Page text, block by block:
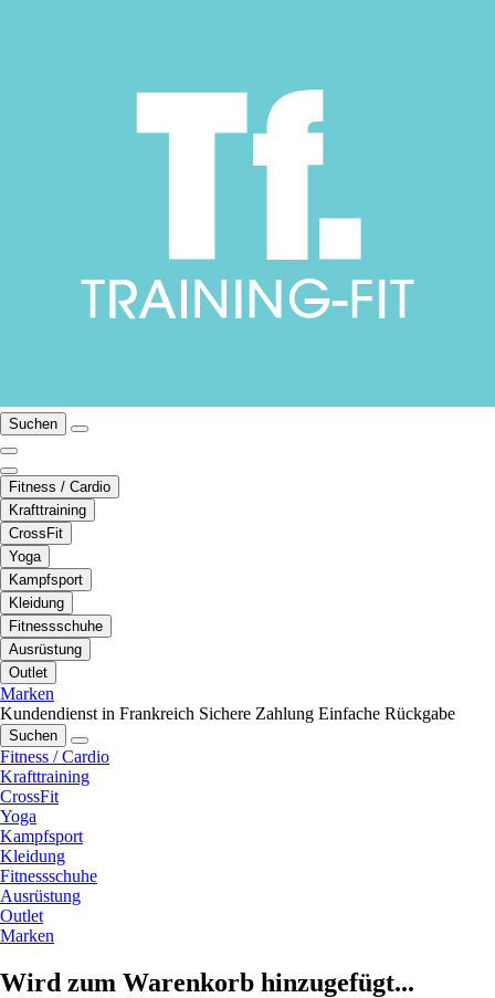
Suchen
Fitness / Cardio
Krafttraining
CrossFit
Yoga
Kampfsport
Kleidung
Fitnessschuhe
Ausrüstung
Outlet
Marken
Kundendienst in Frankreich Sichere Zahlung Einfache Rückgabe
Suchen
Fitness / Cardio
Krafttraining
CrossFit
Yoga
Kampfsport
Kleidung
Fitnessschuhe
Ausrüstung
Outlet
Marken
Wird zum Warenkorb hinzugefügt...